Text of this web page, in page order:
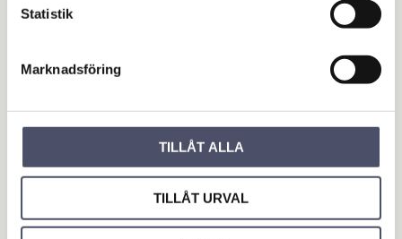
Statistik
Marknadsföring
TILLÅT ALLA
TILLÅT URVAL
Vikt 7,8 kg